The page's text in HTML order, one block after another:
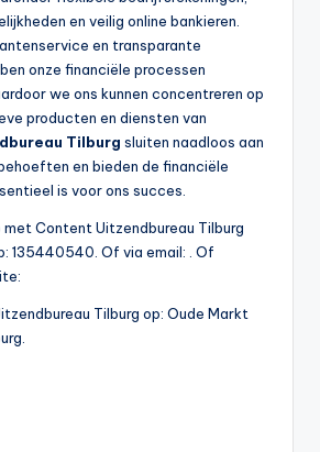
en veilig online bankieren.
en transparante
onze financiële processen
we ons kunnen concentreren op
producten en diensten van
Tilburg sluiten naadloos aan
en bieden de financiële
is voor ons succes.
Content Uitzendbureau Tilburg
135440540. Of via email:
. Of
Tilburg op: Oude Markt